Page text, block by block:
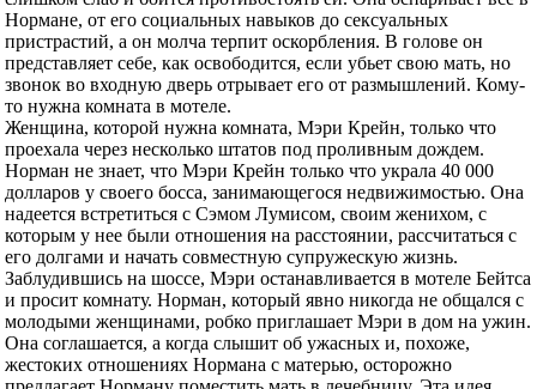
Нормане, от его социальных навыков до сексуальных
пристрастий, а он молча терпит оскорбления. В голове он
представляет себе, как освободится, если убьет свою мать, но
звонок во входную дверь отрывает его от размышлений. Кому-
то нужна комната в мотеле.
Женщина, которой нужна комната, Мэри Крейн, только что
проехала через несколько штатов под проливным дождем.
Норман не знает, что Мэри Крейн только что украла 40 000
долларов у своего босса, занимающегося недвижимостью. Она
надеется встретиться с Сэмом Лумисом, своим женихом, с
которым у нее были отношения на расстоянии, рассчитаться с
его долгами и начать совместную супружескую жизнь.
Заблудившись на шоссе, Мэри останавливается в мотеле Бейтса
и просит комнату. Норман, который явно никогда не общался с
молодыми женщинами, робко приглашает Мэри в дом на ужин.
Она соглашается, а когда слышит об ужасных и, похоже,
жестоких отношениях Нормана с матерью, осторожно